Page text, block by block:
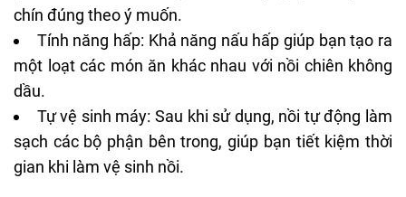
chín đúng theo ý muốn.
Tính năng hấp: Khả năng nấu hấp giúp bạn tạo ra
một loạt các món ăn khác nhau với nồi chiên không
dầu.
Tự vệ sinh máy: Sau khi sử dụng, nồi tự động làm
sạch các bộ phận bên trong, giúp bạn tiết kiệm thời
gian khi làm vệ sinh nồi.